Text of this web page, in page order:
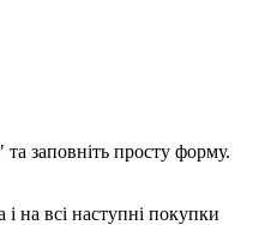
заповніть просту форму.
на всі наступні покупки